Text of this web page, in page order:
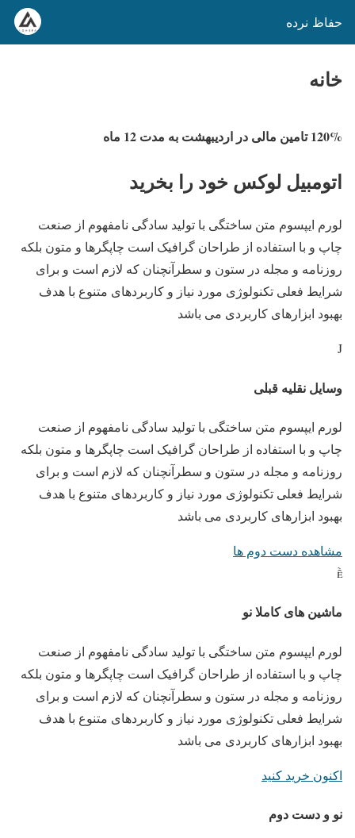
حفاظ نرده
خانه
120% تامین مالی در اردیبهشت به مدت 12 ماه
اتومبیل لوکس خود را بخرید
لورم ایپسوم متن ساختگی با تولید سادگی نامفهوم از صنعت
چاپ و با استفاده از طراحان گرافیک است چاپگرها و متون بلکه
روزنامه و مجله در ستون و سطرآنچنان که لازم است و برای
شرایط فعلی تکنولوژی مورد نیاز و کاربردهای متنوع با هدف
بهبود ابزارهای کاربردی می باشد
J
وسایل نقلیه قبلی
لورم ایپسوم متن ساختگی با تولید سادگی نامفهوم از صنعت
چاپ و با استفاده از طراحان گرافیک است چاپگرها و متون بلکه
روزنامه و مجله در ستون و سطرآنچنان که لازم است و برای
شرایط فعلی تکنولوژی مورد نیاز و کاربردهای متنوع با هدف
بهبود ابزارهای کاربردی می باشد
مشاهده دست دوم ها

ماشین های کاملا نو
لورم ایپسوم متن ساختگی با تولید سادگی نامفهوم از صنعت
چاپ و با استفاده از طراحان گرافیک است چاپگرها و متون بلکه
روزنامه و مجله در ستون و سطرآنچنان که لازم است و برای
شرایط فعلی تکنولوژی مورد نیاز و کاربردهای متنوع با هدف
بهبود ابزارهای کاربردی می باشد
اکنون خرید کنید
نو و دست دوم